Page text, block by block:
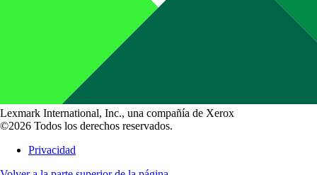
Lexmark International, Inc., una compañía de Xerox
©2026 Todos los derechos reservados.
Privacidad